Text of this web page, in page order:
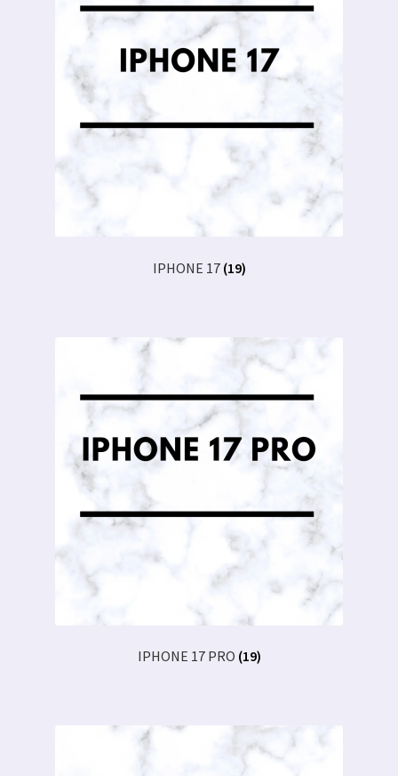
IPHONE 17 (19)
IPHONE 17 PRO (19)